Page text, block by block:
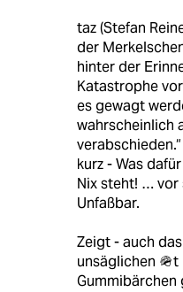
taz (Stefan
der
hinter der
Katastrophe
es gewagt
wahrscheinlich
verabschieden.“
kurz - Was
Nix steht! … vor
Unfaßbar.
Zeigt - auch
unsäglichen
Gummibärchen